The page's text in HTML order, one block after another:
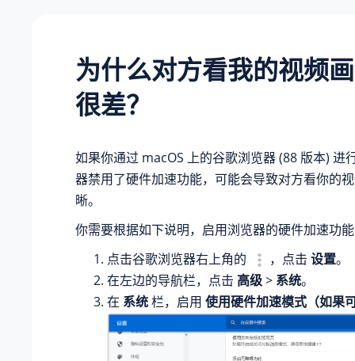
为什么对方看我的视频
很差？
如果你通过 macOS 上的谷歌浏览器 (88 版本) 进
器禁用了硬件加速功能，可能会导致对方看你的
晰。
你需要根据如下说明，启用浏览器的硬件加速功
点击谷歌浏览器右上角的
，点击 设置。
在左边的导航栏，点击 高级> 系统。
在 系统栏，启用 使用硬件加速模式（如果